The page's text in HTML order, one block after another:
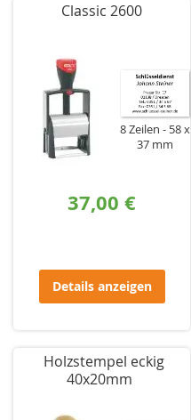
Classic 2600
8 Zeilen
58 x
37 mm
37,00 €
Details anzeigen
Holzstempel eckig
40x20mm